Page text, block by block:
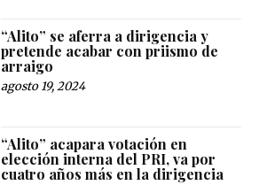
“Alito” se aferra a dirigencia y
pretende acabar con priismo de
arraigo
agosto 19, 2024
“Alito” acapara votación en
elección interna del PRI, va por
cuatro años más en la dirigencia